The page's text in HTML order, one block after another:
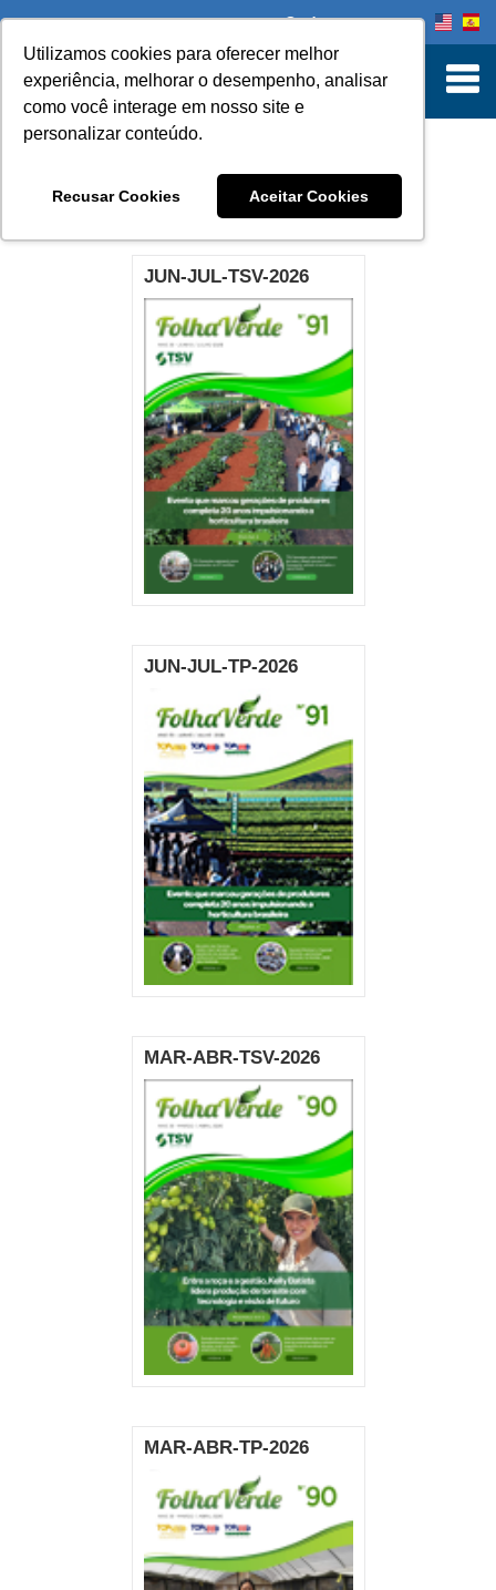
Utilizamos cookies para oferecer melhor
experiência, melhorar o desempenho, analisar
como você interage em nosso site e
personalizar conteúdo.
Recusar Cookies Aceitar Cookies
Onde comprar
INFORMATIVO
JUN-JUL-TSV-2026
JUN-JUL-TP-2026
MAR-ABR-TSV-2026
MAR-ABR-TP-2026